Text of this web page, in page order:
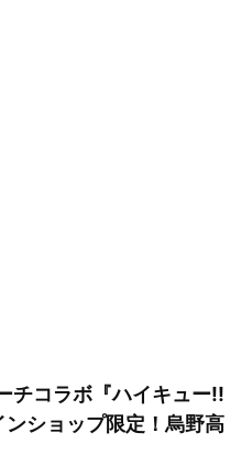
チコラボ『ハイキュー!!
ショップ限定！烏野高